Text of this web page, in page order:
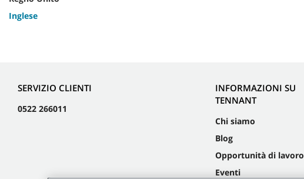
Inglese
SERVIZIO CLIENTI
0522 266011
INFORMAZIONI SU
TENNANT
Chi siamo
Blog
Opportunità di lavoro
Eventi